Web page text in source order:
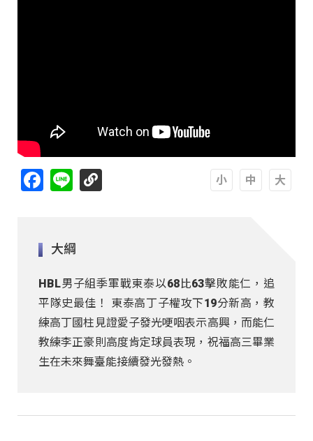
Facebook
Line
大綱
HBL男子組季軍戰東泰以68比63擊敗能仁，追
平隊史最佳！ 東泰高丁子權攻下19分新高，教
練高丁國柱見證愛子發光哽咽表示高興，而能仁
教練李正豪則高度肯定球員表現，祝福高三畢業
生在未來舞臺能接續發光發熱。